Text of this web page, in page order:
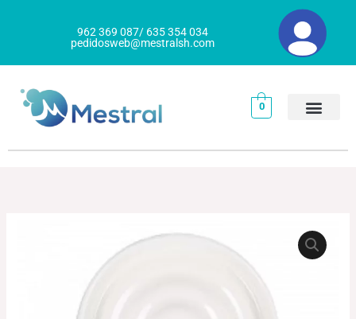
962 369 087/ 635 354 034
pedidosweb@mestralsh.com
0
precio
original
El